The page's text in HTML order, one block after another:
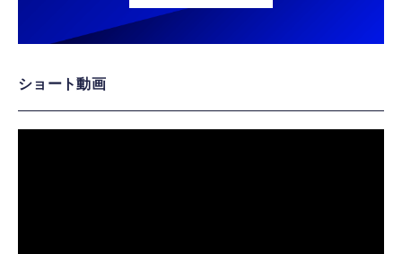
ショート動画